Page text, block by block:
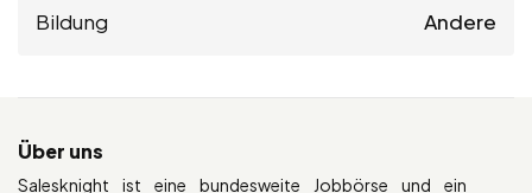
Bildung Andere
Über uns
Salesknight ist eine bundesweite Jobbörse und ein